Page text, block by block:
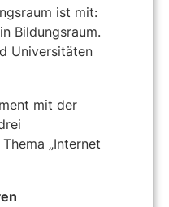
ist mit:
Bildungsraum.
Universitäten
mit der
„Internet